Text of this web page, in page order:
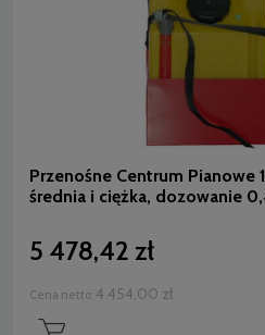
Przenośne Centrum Pianowe
średnia i ciężka, dozowanie
5 478,42 zł
Cena netto: 4 454,00 zł